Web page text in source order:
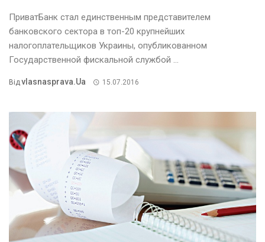
ПриватБанк стал единственным представителем
банковского сектора в топ-20 крупнейших
налогоплательщиков Украины, опубликованном
Государственной фискальной службой ...
ВідVlasnasprava.ua 15.07.2016